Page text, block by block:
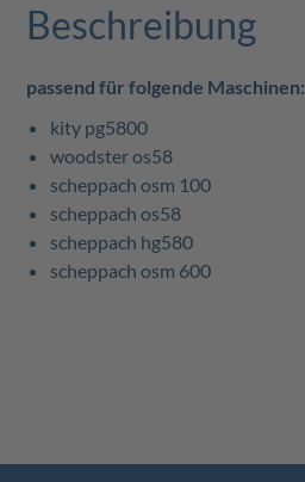
Beschreibung
passend für folgende Maschinen:
kity pg5800
woodster os58
scheppach osm 100
scheppach os58
scheppach hg580
scheppach osm 600